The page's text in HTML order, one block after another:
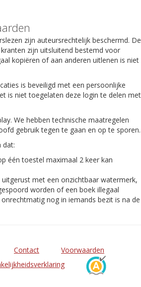
zijn auteursrechtelijk beschermd. De
zijn uitsluitend bestemd voor
kopiëren of aan anderen uitlenen is niet
is beveiligd met een persoonlijke
is niet toegelaten deze login te delen met
We hebben technische maatregelen
gebruik tegen te gaan en op te sporen.
dat:
één toestel maximaal 2 keer kan
uitgerust met een onzichtbaar watermerk,
worden of een boek illegaal
nog in iemands bezit is na de
Contact
Voorwaarden